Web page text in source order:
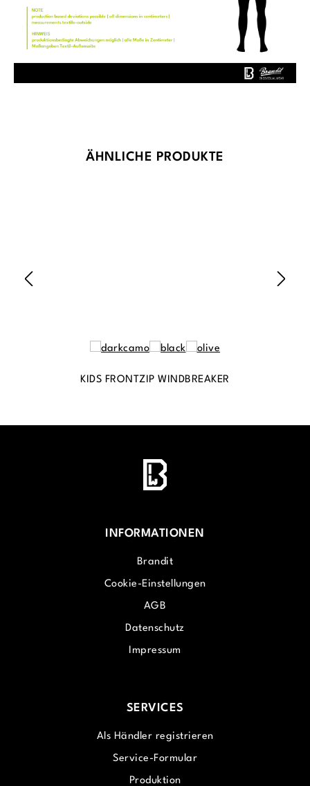
Produktgalerie überspringen
ÄHNLICHE PRODUKTE
KIDS FRONTZIP WINDBREAKER
INFORMATIONEN
Brandit
Cookie-Einstellungen
AGB
Datenschutz
Impressum
SERVICES
Als Händler registrieren
Service-Formular
Produktion